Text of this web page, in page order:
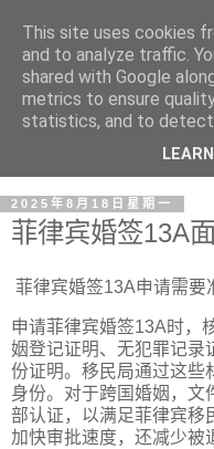
2025年8月18日星期一
菲律宾婚签13A
菲律宾婚签13A申请需要
申请菲律宾婚签13A时，
姻登记证明、无犯罪记录
份证明。移民局通过这些
身份。对于跨国婚姻，文
部认证，以满足菲律宾移
加快审批速度，还减少被
This site uses cookies
and to analyze traffic.
shared with Google
metrics to ensure
statistics, and to detect